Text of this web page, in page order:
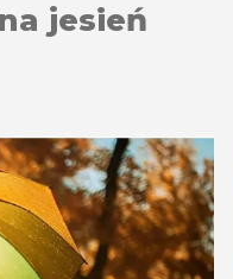
jesień